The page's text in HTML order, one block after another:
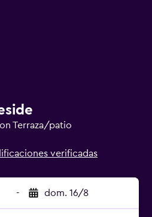
Terraza/patio
verificadas
- dom. 16/8